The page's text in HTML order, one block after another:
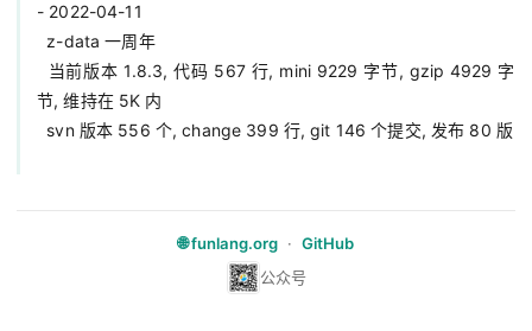
- 2022-04-11
节, 维持在 5K 内
🌐 funlang.org · GitHub
公众号